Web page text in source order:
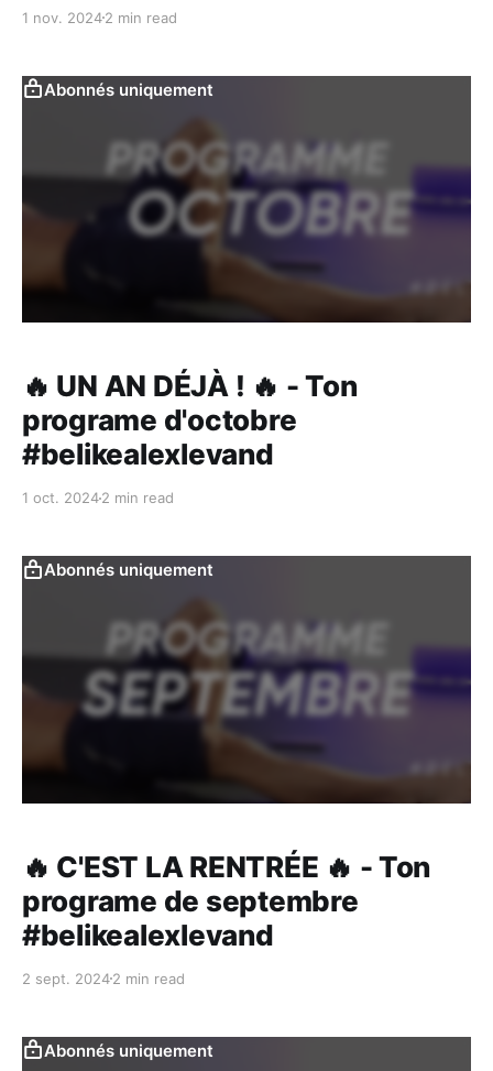
1 nov. 20242 min read
Abonnés uniquement
🔥 UN AN DÉJÀ ! 🔥 - Ton
programe d'octobre
#belikealexlevand
1 oct. 20242 min read
Abonnés uniquement
🔥 C'EST LA RENTRÉE 🔥 - Ton
programe de septembre
#belikealexlevand
2 sept. 20242 min read
Abonnés uniquement